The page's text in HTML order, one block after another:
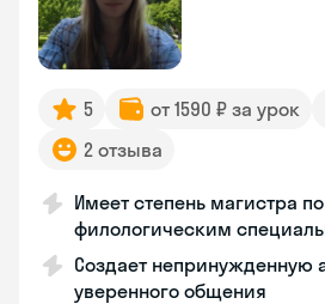
5 от 1590 ₽ за урок
2 отзыва
Имеет степень магистра
филологическим
Создает непринужденную
уверенного общения